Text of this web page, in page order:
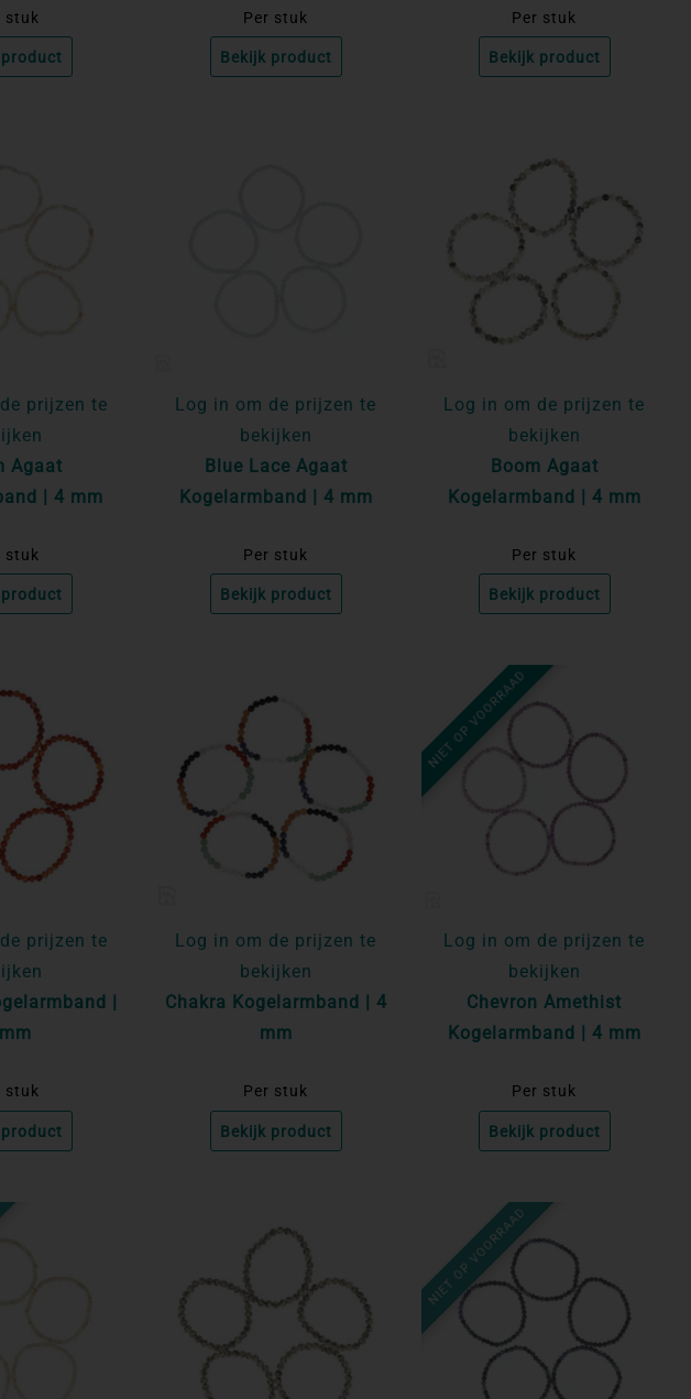
stuk Per stuk
Bekijk product
Per stuk
Bekijk product
prijzen te
Agaat
| 4 mm
stuk
Log in om de prijzen te
bekijken
Blue Lace Agaat
Kogelarmband | 4 mm
Per stuk
Bekijk product
Log in om de prijzen te
bekijken
Boom Agaat
Kogelarmband | 4 mm
Per stuk
Bekijk product
prijzen te
|
stuk
product
Log in om de prijzen te
bekijken
Chakra Kogelarmband | 4
mm
Per stuk
Bekijk product
NIET OP VOORRAAD
Log in om de prijzen te
bekijken
Chevron Amethist
Kogelarmband | 4 mm
Per stuk
Bekijk product
NIET OP VOORRAAD